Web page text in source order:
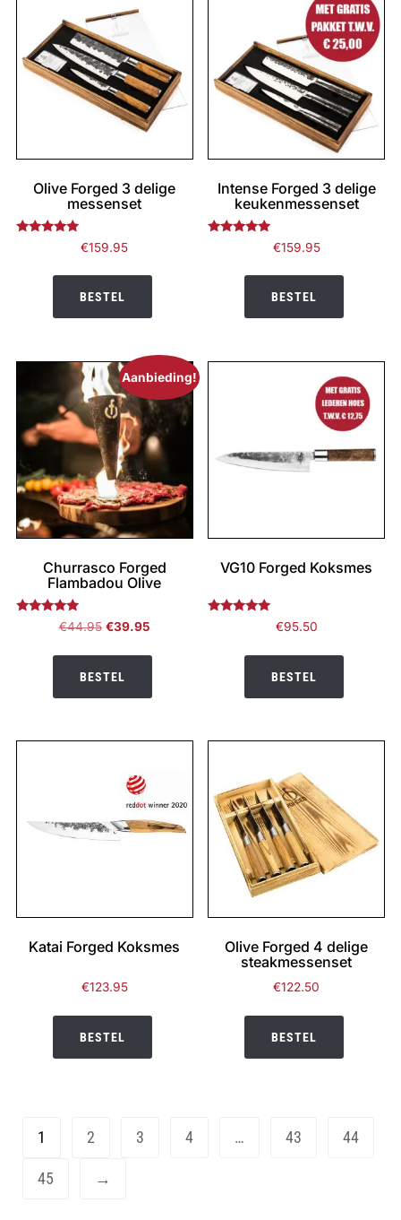
Olive Forged 3 delige
messenset
Gewaardeerd€159.95
BESTEL
Intense Forged 3 delige
keukenmessenset
Gewaardeerd€159.95
BESTEL
Aanbieding!
Churrasco Forged
Flambadou Olive
Gewaardeerd
€44.95 Oorspronkelijke
€44.95.
€39.95Huidige
BESTEL
VG10 Forged Koksmes
€95.50
BESTEL
Katai Forged Koksmes
€123.95
BESTEL
Olive Forged 4 delige
steakmessenset
€122.50
BESTEL
1 2 3 4 … 43 44
45 →